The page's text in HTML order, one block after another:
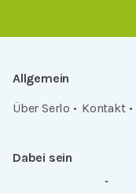
Allgemein
Über Serlo
Kontakt
Dabei sein